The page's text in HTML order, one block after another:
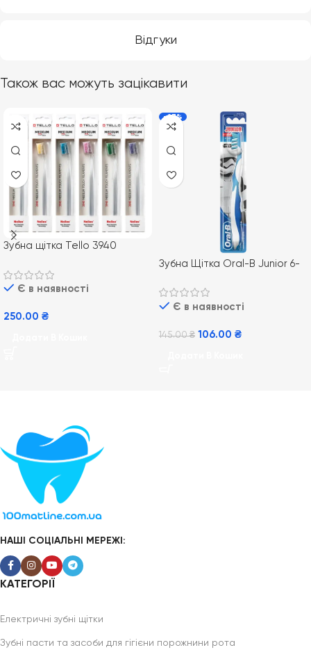
Відгуки
Також вас можуть зацікавити
Зубна щітка Tello 3940
blister
Є в наявності
250.00 ₴
-27%
Зубна Щітка Oral-B Junior 6-
Є в наявності
145.00₴ 106.00 ₴
НАШІ СОЦІАЛЬНІ МЕРЕЖІ:
КАТЕГОРІЇ
Електричні зубні щітки
Зубні пасти та засоби для гігієни порожнини рота